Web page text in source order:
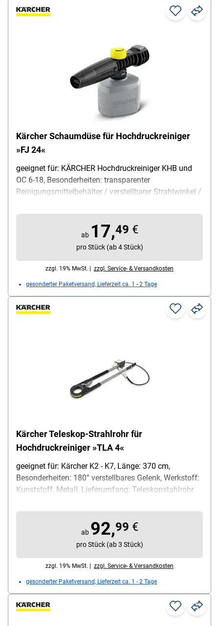
Kärcher Schaumdüse für Hochdruckreiniger
»FJ 24«
geeignet für: KÄRCHER Hochdruckreiniger KHB und
OC 6-18, Besonderheiten: transparenter
Reinigungsmittelbehälter / verstellbarer Strahlwinkel /
Werkstoff: Kunststoff, Lieferumfang: 1 Schaumdüse
ab 17,49 €
pro Stück (ab 4 Stück)
zzgl. 19% MwSt. | zzgl. Service- & Versandkosten
gesonderter Paketversand, Lieferzeit ca. 1 - 2 Tage
Kärcher Teleskop-Strahlrohr für
Hochdruckreiniger »TLA 4«
geeignet für: Kärcher K2 - K7, Länge: 370 cm,
Besonderheiten: 180° verstellbares Gelenk, Werkstoff:
Kunststoff, Metall, Lieferumfang: Teleskopstahlrohr
ab 92,99 €
pro Stück (ab 3 Stück)
zzgl. 19% MwSt. | zzgl. Service- & Versandkosten
gesonderter Paketversand, Lieferzeit ca. 1 - 2 Tage